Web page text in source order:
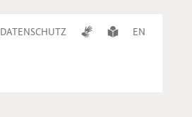
DATENSCHUTZ EN